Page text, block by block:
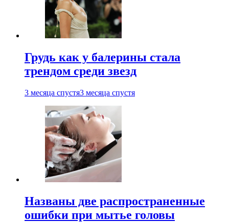
Грудь как у балерины стала
трендом среди звезд
3 месяца спустя3 месяца спустя
Названы две распространенные
ошибки при мытье головы